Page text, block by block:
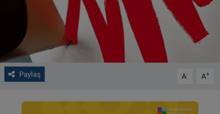
Paylaş A- A+
ALGEMENE VOORWAARDEN
CONTACT
Çerez Politikası